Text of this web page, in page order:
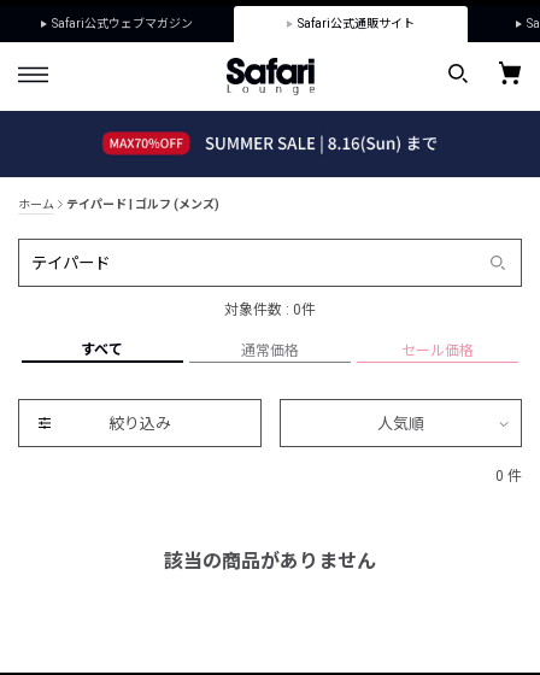
Safari公式ウェブマガジン Safari公式通販サイト
ホーム テイパード | ゴルフ (メンズ)
対象件数 : 0件
すべて 通常価格 セール価格
絞り込み 人気順
0 件
該当の商品がありません